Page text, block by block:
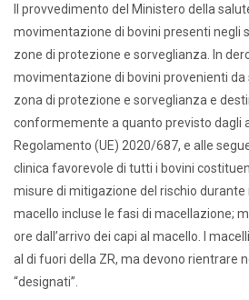
Il provvedimento del Ministero della
movimentazione di bovini presenti negli
zone di protezione e sorveglianza. In
movimentazione di bovini provenienti
zona di protezione e sorveglianza e
conformemente a quanto previsto dagli
Regolamento (UE) 2020/687, e alle
clinica favorevole di tutti i bovini
misure di mitigazione del rischio durante
macello incluse le fasi di macellazione;
ore dall’arrivo dei capi al macello. I
al di fuori della ZR, ma devono rientrare
“designati”.